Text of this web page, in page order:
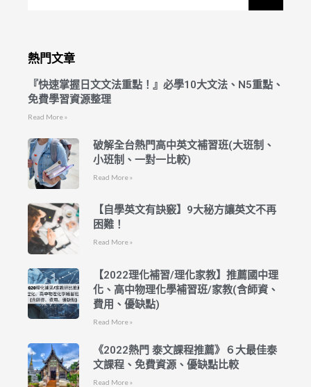
熱門文章
『快速掌握日文文法重點！』必學10大文法、N5重點、
免費學習資源整理
Read More »
破解全台熱門高中英文補習班(大班制、
小班制、一對一比較)
Read More »
【自學英文有訣竅】9大秘方讓英文不再
困難！
Read More »
【2022理化補習/理化家教】推薦國中理
化、高中物理化學補習班/家教(含師資、
費用、優缺點)
Read More »
《2022熱門 泰文課程推薦》６大最佳泰
文課程、免費資源、優缺點比較
Read More »